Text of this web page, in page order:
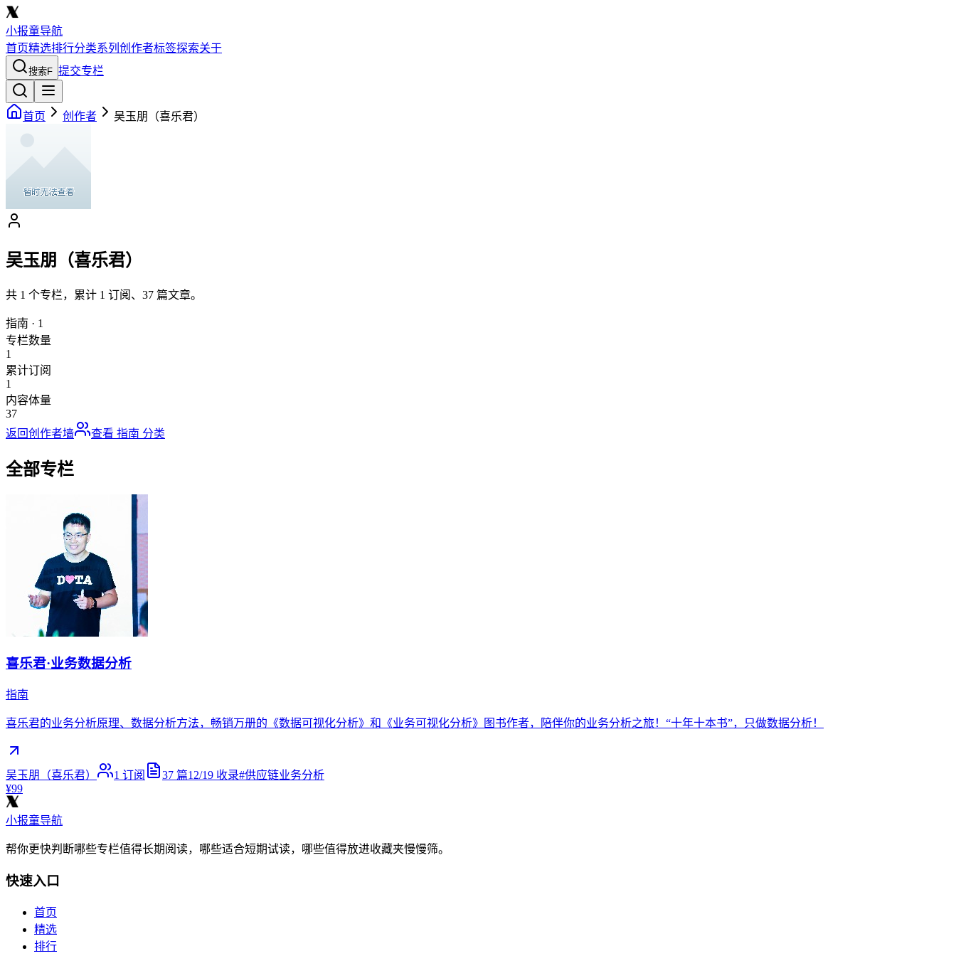
小报童导航
首页精选排行分类系列 创作者标签探索关于
搜索F 提交专栏
首页 创作者 吴玉朋（喜乐君）
吴玉朋（喜乐君）
共 1 个专栏，累计 1 订阅、 37 篇文章。
指南 · 1
专栏数量
1
累计订阅
1
内容体量
37
返回创作者墙
查看 指南 分类
全部专栏
喜乐君·业务数据分析
指南
喜乐君的业务分析原理、数据分析方法，畅销万册的《数据可视化分析》和《业务可视化分析》图书作者，陪伴你的业务分析之旅！“十年十本书”，只做数据分析！
吴玉朋（喜乐君） 1 订阅 37 篇12/19 收录#供应链业务分析
¥99
小报童导航
帮你更快判断哪些专栏值得长期阅读，哪些适合短期试读，哪些值得放进收藏夹慢慢筛。
快速入口
首页
精选
排行